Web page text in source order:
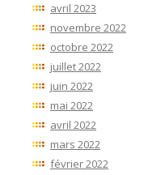
avril 2023
novembre 2022
octobre 2022
juillet 2022
juin 2022
mai 2022
avril 2022
mars 2022
février 2022